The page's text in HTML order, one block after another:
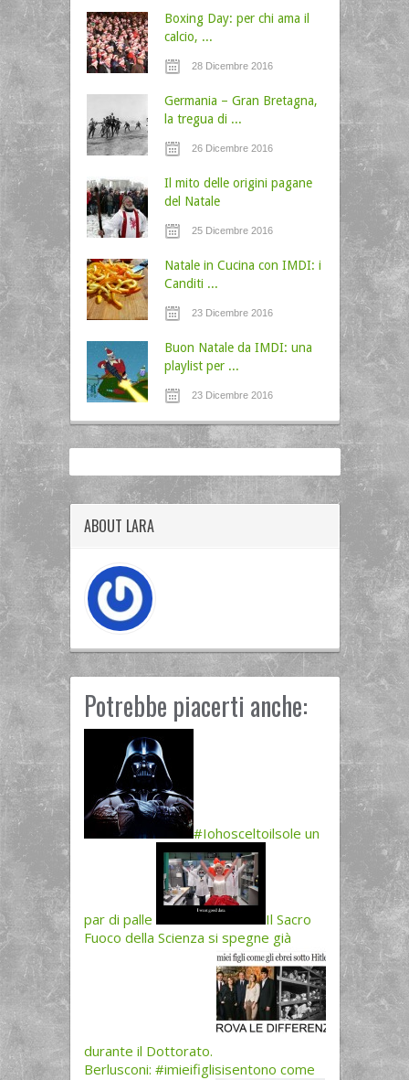
Boxing Day: per chi ama il
calcio, ...
28 Dicembre 2016
Germania – Gran Bretagna,
la tregua di ...
26 Dicembre 2016
Il mito delle origini pagane
del Natale
25 Dicembre 2016
Natale in Cucina con IMDI: i
Canditi ...
23 Dicembre 2016
Buon Natale da IMDI: una
playlist per ...
23 Dicembre 2016
ABOUT LARA
Potrebbe piacerti anche:
#Iohosceltoilsole un
par di palle
Il Sacro
Fuoco della Scienza si spegne già
durante il Dottorato.
Berlusconi: #imieifiglisisentono come